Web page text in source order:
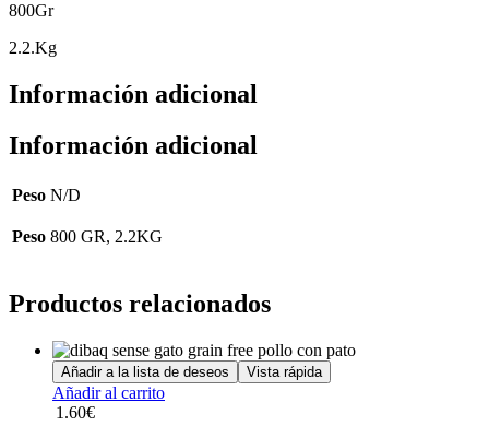
800Gr
2.2.Kg
Información adicional
Información adicional
Peso N/D
Peso 800 GR, 2.2KG
Productos relacionados
Añadir a la lista de deseos Vista rápida
Añadir al carrito
1.60€